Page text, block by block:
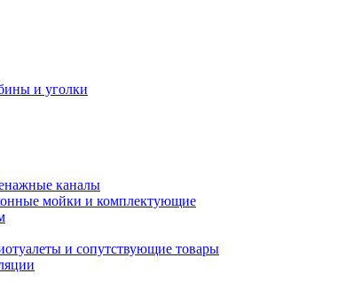
и уголки
каналы
мойки и комплектующие
и сопутствующие товары